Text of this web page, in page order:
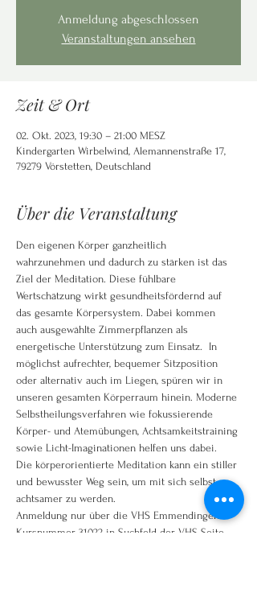
Anmeldung abgeschlossen
Veranstaltungen ansehen
Zeit & Ort
02. Okt. 2023, 19:30 – 21:00 MESZ
Kindergarten Wirbelwind, Alemannenstraße 17,
79279 Vörstetten, Deutschland
Über die Veranstaltung
Den eigenen Körper ganzheitlich
wahrzunehmen und dadurch zu stärken ist das
Ziel der Meditation. Diese fühlbare
Wertschätzung wirkt gesundheitsfördernd auf
das gesamte Körpersystem. Dabei kommen
auch ausgewählte Zimmerpflanzen als
energetische Unterstützung zum Einsatz.  In
möglichst aufrechter, bequemer Sitzposition
oder alternativ auch im Liegen, spüren wir in
unseren gesamten Körperraum hinein. Moderne
Selbstheilungsverfahren wie fokussierende
Körper- und Atemübungen, Achtsamkeitstraining
sowie Licht-Imaginationen helfen uns dabei.
Die körperorientierte Meditation kann ein stiller
und bewusster Weg sein, um mit sich selbst
achtsamer zu werden.
Anmeldung nur über die VHS Emmendingen
Kursnummer 31022 in Suchfeld der VHS Seite